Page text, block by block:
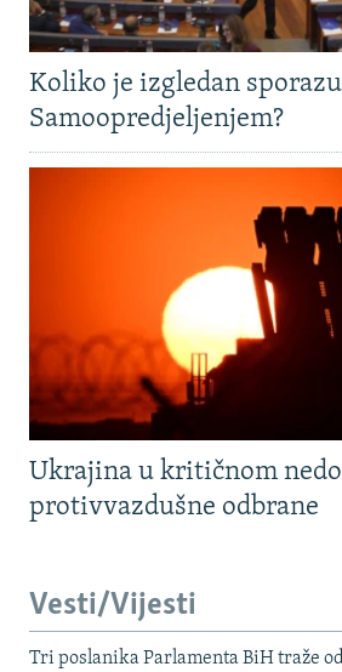
Koliko je izgledan
Samoopredjeljenjem?
Ukrajina u kritičnom
protivvazdušne odbrane
Vesti/Vijesti
Tri poslanika Parlamenta BiH traže